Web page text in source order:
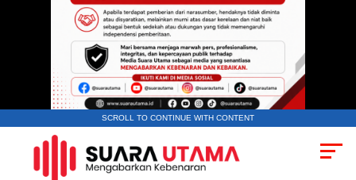
SCROLL TO CONTINUE WITH CONTENT